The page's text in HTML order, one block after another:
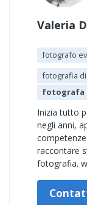
Valeria
fotografo
fotografia
fotografa
Inizia tutto
negli anni,
raccontare
fotografia.